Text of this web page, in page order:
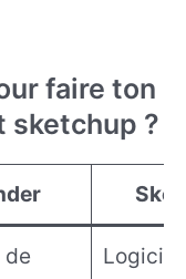
faire ton
sketchup ?
de
Logiciel